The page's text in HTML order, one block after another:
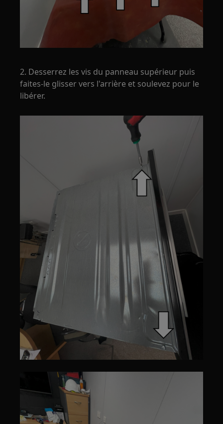
2. Desserrez les vis du panneau supérieur puis
faites-le glisser vers l'arrière et soulevez pour le
libérer.